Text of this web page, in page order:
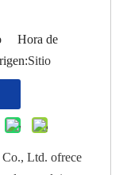
Hora de
Sitio
Ltd. ofrece